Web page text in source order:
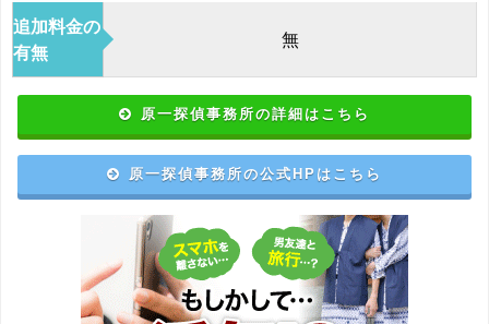
追加料金の
有無
無
原一探偵事務所の詳細はこちら
原一探偵事務所の公式HPはこちら